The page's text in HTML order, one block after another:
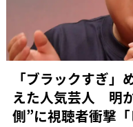
「ブラックすぎ
えた人気芸人 明
側”に視聴者衝撃「